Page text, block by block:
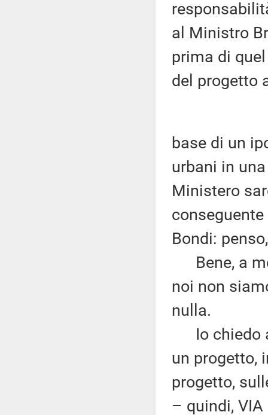
al Ministro
prima di
del progetto
base di un
urbani in
Ministero
Bondi:
Bene, a
noi non
nulla.
Io chiedo
un progetto,
progetto,
– quindi,